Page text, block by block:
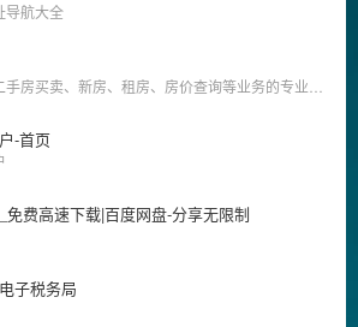
导航大全
-首页
免费高速下载|百度网盘-分享无限制
子税务局